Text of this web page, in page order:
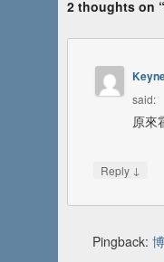
2 thoughts on “
said:
原來
Reply ↓
Pingback: